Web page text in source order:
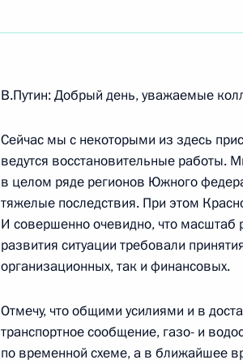
конференции с Премьер-
Бунневиком
12 ноября 2002 года, 00:03 Осло
Начало встречи с Премьер-
12 ноября 2002 года, 00:02 Осло
В.Путин: Добрый день, уважаемые
Сейчас мы с некоторыми из здесь
ведутся восстановительные работы.
в целом ряде регионов Южного
тяжелые последствия. При этом
И совершенно очевидно, что масштаб
развития ситуации требовали
организационных, так и финансовых.
Отмечу, что общими усилиями и в
транспортное сообщение, газо- и
по временной схеме, а в ближайшее